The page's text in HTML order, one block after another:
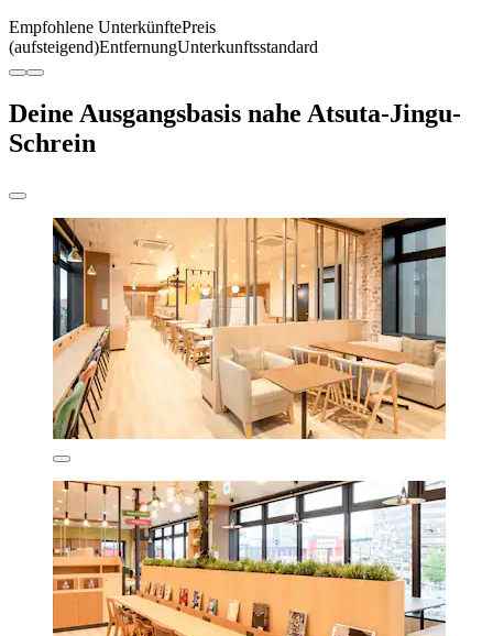
Empfohlene UnterkünftePreis
(aufsteigend)EntfernungUnterkunftsstandard
Deine Ausgangsbasis nahe Atsuta-Jingu-
Schrein